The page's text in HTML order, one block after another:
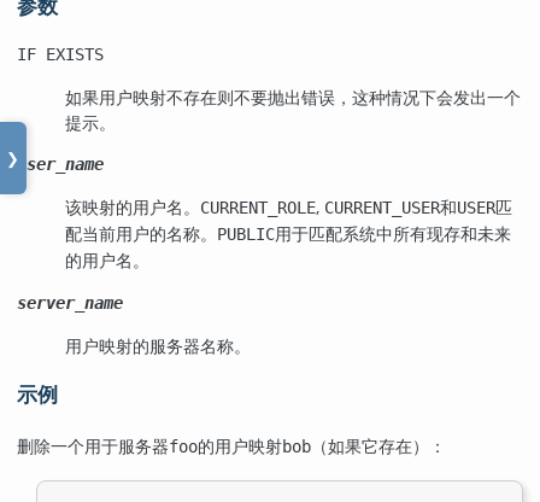
❯
IF EXISTS
如果用户映射不存在则不要抛出错误，这种情况下会发出一个
提示。
user_name
该映射的用户名。 CURRENT_ROLE, CURRENT_USER和USER匹
配当前用户的名称。
PUBLIC用于匹配系统中所有现存和未来
的用户名。
server_name
用户映射的服务器名称。
示例
删除一个用于服务器foo的用户映射bob （如果它存在）：